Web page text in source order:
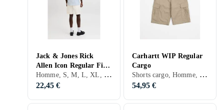
Jack & Jones Rick
Allen Icon Regular Fit
Shorts (Homme)
Homme, S, M, L, XL, XXL, Vert, Beige
22,45 €
Carhartt WIP Regular
Cargo
Shorts cargo, Homme, S, M, L, XL, XS, Noir, Blanc, Gris, Marron, Bleu, Vert, Beige, Rose, Kaki
54,95 €